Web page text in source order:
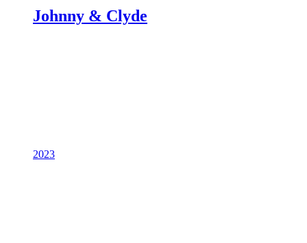
Johnny & Clyde
2023